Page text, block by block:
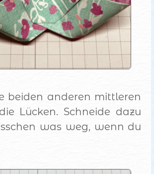
beiden anderen mittleren
Lücken. Schneide dazu
was weg, wenn du